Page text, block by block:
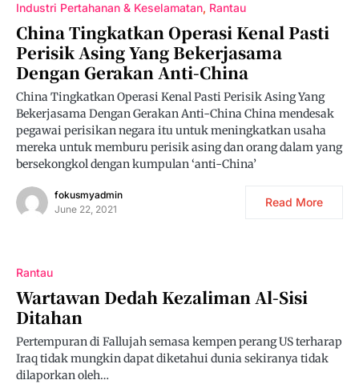
Industri Pertahanan & Keselamatan Rantau
China Tingkatkan Operasi Kenal Pasti
Perisik Asing Yang Bekerjasama
Dengan Gerakan Anti-China
China Tingkatkan Operasi Kenal Pasti Perisik Asing Yang
Bekerjasama Dengan Gerakan Anti-China China mendesak
pegawai perisikan negara itu untuk meningkatkan usaha
mereka untuk memburu perisik asing dan orang dalam yang
bersekongkol dengan kumpulan ‘anti-China’
fokusmyadmin
June 22, 2021
Read More
Rantau
Wartawan Dedah Kezaliman Al-Sisi
Ditahan
Pertempuran di Fallujah semasa kempen perang US terharap
Iraq tidak mungkin dapat diketahui dunia sekiranya tidak
dilaporkan oleh…